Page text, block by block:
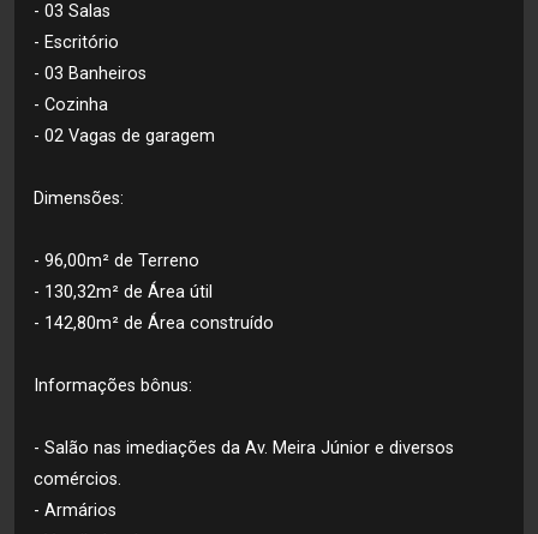
- 03 Salas
- Escritório
- 03 Banheiros
- Cozinha
- 02 Vagas de garagem
Dimensões:
- 96,00m² de Terreno
- 130,32m² de Área útil
- 142,80m² de Área construído
Informações bônus:
- Salão nas imediações da Av. Meira Júnior e diversos
comércios.
- Armários